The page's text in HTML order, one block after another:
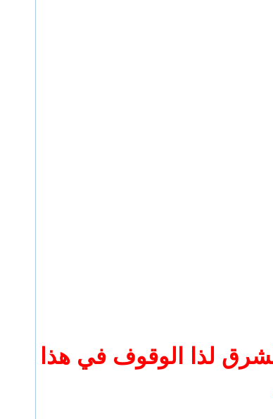
لذا الوقوف في هذا